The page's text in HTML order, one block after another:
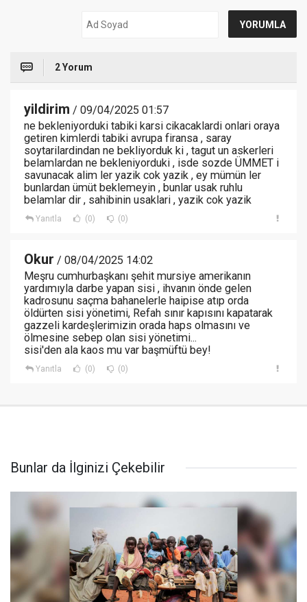
2 Yorum
yildirim / 09/04/2025 01:57
ne bekleniyorduki tabiki karsi cikacaklardi onlari oraya
getiren kimlerdi tabiki avrupa firansa , saray
soytarilardindan ne bekliyorduk ki , tagut un askerleri
belamlardan ne bekleniyorduki , isde sozde ÜMMET i
savunacak alim ler yazik cok yazik , ey mümün ler
bunlardan ümüt beklemeyin , bunlar usak ruhlu
belamlar dir , sahibinin usaklari , yazik cok yazik
Yanıtla (0) (0)
Okur / 08/04/2025 14:02
Meşru cumhurbaşkanı şehit mursiye amerikanın
yardımıyla darbe yapan sisi , ihvanın önde gelen
kadrosunu saçma bahanelerle haipise atıp orda
öldürten sisi yönetimi, Refah sınır kapısını kapatarak
gazzeli kardeşlerimizin orada haps olmasını ve
ölmesine sebep olan sisi yönetimi...
sisi'den ala kaos mu var başmüftü bey!
Yanıtla (0) (0)
Bunlar da İlginizi Çekebilir